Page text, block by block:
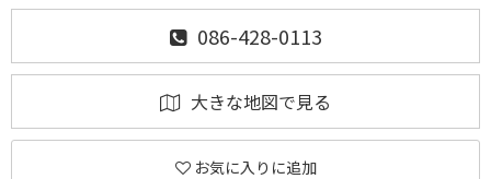
086-428-0113
大きな地図で見る
お気に入りに追加